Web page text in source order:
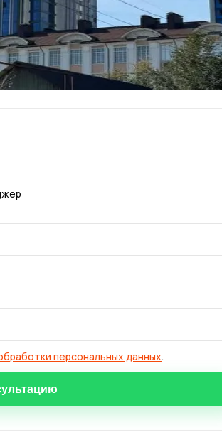
персональных данных.